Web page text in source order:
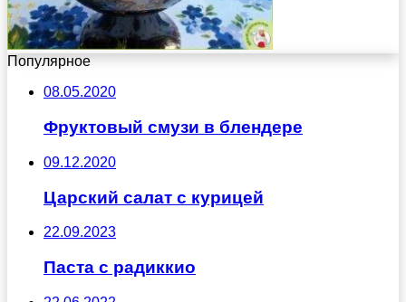
Популярное
08.05.2020
Фруктовый смузи в блендере
09.12.2020
Царский салат с курицей
22.09.2023
Паста с радиккио